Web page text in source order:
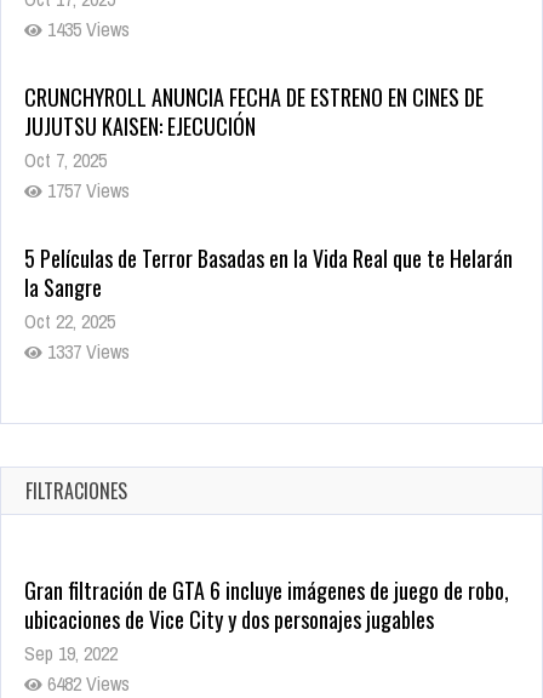
1435 Views
CRUNCHYROLL ANUNCIA FECHA DE ESTRENO EN CINES DE
JUJUTSU KAISEN: EJECUCIÓN
Oct 7, 2025
1757 Views
5 Películas de Terror Basadas en la Vida Real que te Helarán
la Sangre
Oct 22, 2025
1337 Views
Revive el terror: El conjuro 4: Últimos ritos ya está disponible
Oct 20, 2025
1379 Views
FILTRACIONES
Gran filtración de GTA 6 incluye imágenes de juego de robo,
ubicaciones de Vice City y dos personajes jugables
Sep 19, 2022
6482 Views